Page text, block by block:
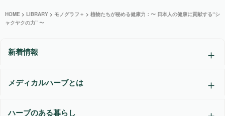
HOME > LIBRARY > モノグラフ＋ > 植物たちが秘める健康力：〜 日本人の健康に貢献する“シ
ャクヤクの力” 〜
新着情報
メディカルハーブとは
ハーブのある暮らし